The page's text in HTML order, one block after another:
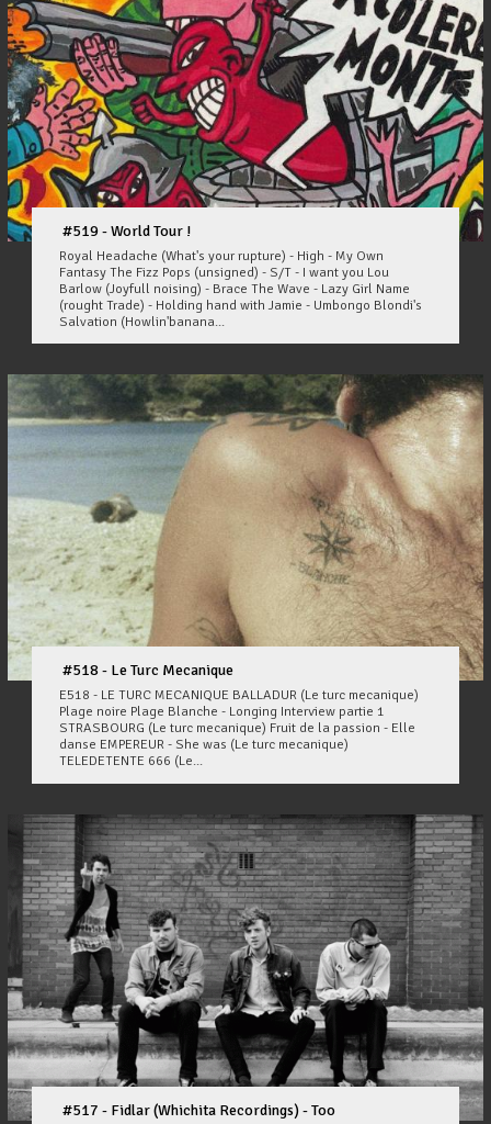
#519 - World Tour !
Royal Headache (What's your rupture) - High - My Own
Fantasy The Fizz Pops (unsigned) - S/T - I want you Lou
Barlow (Joyfull noising) - Brace The Wave - Lazy Girl Name
(rought Trade) - Holding hand with Jamie - Umbongo Blondi's
Salvation (Howlin'banana...
#518 - Le Turc Mecanique
E518 - LE TURC MECANIQUE BALLADUR (Le turc mecanique)
Plage noire Plage Blanche - Longing Interview partie 1
STRASBOURG (Le turc mecanique) Fruit de la passion - Elle
danse EMPEREUR - She was (Le turc mecanique)
TELEDETENTE 666 (Le...
#517 - Fidlar (Whichita Recordings) - Too